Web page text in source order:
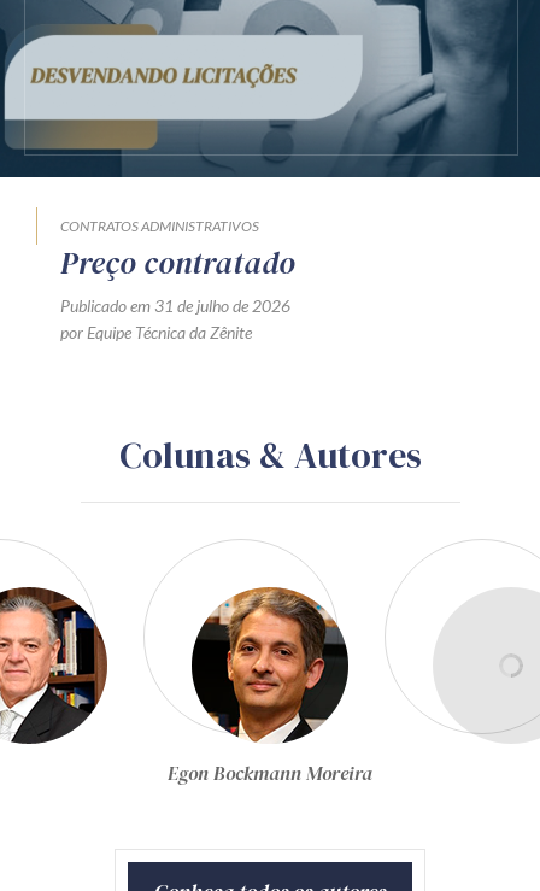
CONTRATOS ADMINISTRATIVOS
Preço contratado
Publicado em 31 de julho de 2026
por Equipe Técnica da Zênite
Colunas & Autores
Egon Bockmann Moreira